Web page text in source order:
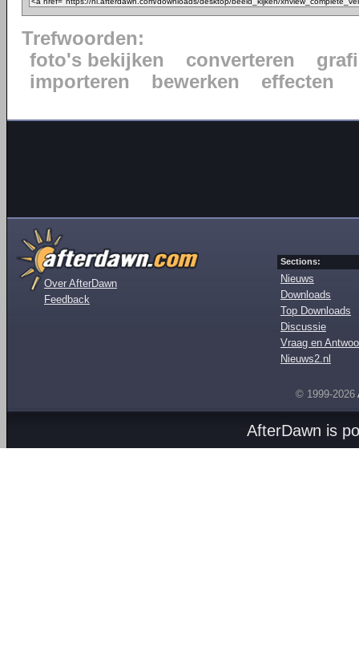
Trefwoorden:
foto's bekijken
converteren
importeren
bewerken effecten
Over AfterDawn
Feedback
Sections:
Nieuws
Downloads
Top Downloads
Discussie
Vraag en
Nieuws2.nl
© 1999-2026
AfterDawn is